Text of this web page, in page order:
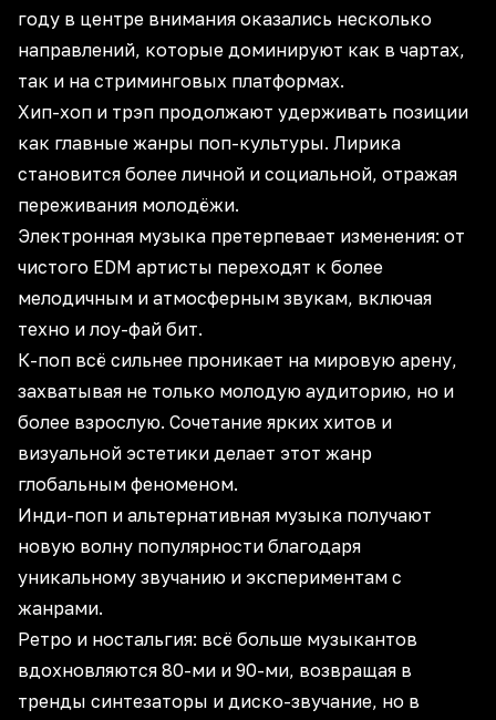
году в центре внимания оказались несколько
направлений, которые доминируют как в чартах,
так и на стриминговых платформах.
Хип-хоп и трэп продолжают удерживать позиции
как главные жанры поп-культуры. Лирика
становится более личной и социальной, отражая
переживания молодёжи.
Электронная музыка претерпевает изменения: от
чистого EDM артисты переходят к более
мелодичным и атмосферным звукам, включая
техно и лоу-фай бит.
К-поп всё сильнее проникает на мировую арену,
захватывая не только молодую аудиторию, но и
более взрослую. Сочетание ярких хитов и
визуальной эстетики делает этот жанр
глобальным феноменом.
Инди-поп и альтернативная музыка получают
новую волну популярности благодаря
уникальному звучанию и экспериментам с
жанрами.
Ретро и ностальгия: всё больше музыкантов
вдохновляются 80-ми и 90-ми, возвращая в
тренды синтезаторы и диско-звучание, но в